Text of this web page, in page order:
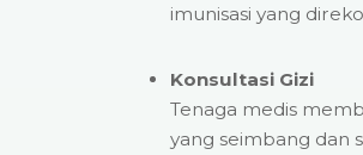
imunisasi yang
Konsultasi Gizi
Tenaga medis
yang seimbang dan